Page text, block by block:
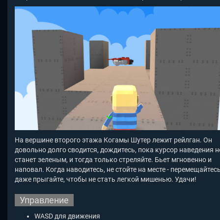
На вершине второго этажа Когамы Шутер лежит рейлган. Он
довольно долго сводится, дождитесь, пока курсор наведения
станет зеленым, и тогда только стреляйте. Бьет мгновенно и
наповал. Когда наводитесь, не стойте на месте -
даже прыгайте, чтобы не стать легкой мишенью. Удачи!
Управление
WASD для движения